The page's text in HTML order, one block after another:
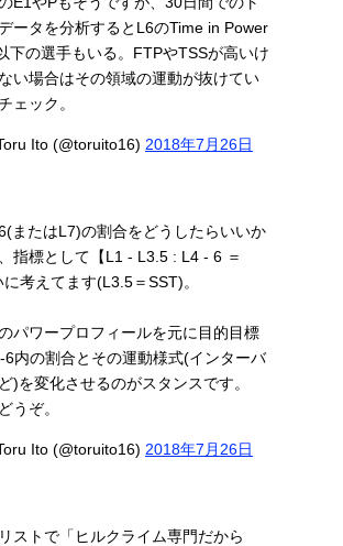
ータを分析するとL6のTime in Power
下の選手もいる。FTPやTSSが高いけ
い場合はその領域の運動が抜けてい
ェック。
Ito (@toruito16) 2018年7月26日
またはL7)の割合をどうしたらいいか
指標として【L1 - L3.5 : L4 - 6 ＝
考えてます(L3.5＝SST)。
パワープロフィールを元に目的目標
6内の割合とその運動様式(インターバ
)を変化させるのがスタンスです。
うぞ。
Ito (@toruito16) 2018年7月26日
ストで「ヒルクライム専門だから